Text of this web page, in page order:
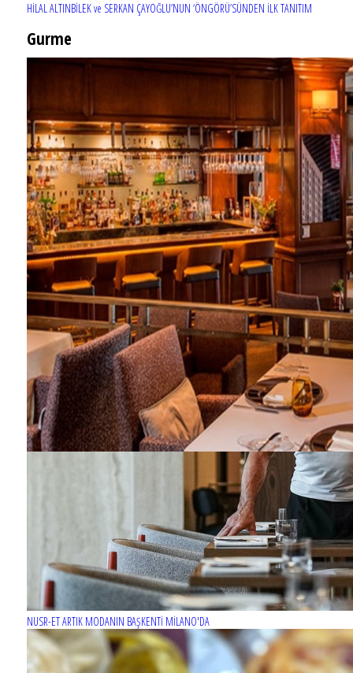
HİLAL ALTINBİLEK ve SERKAN ÇAYOĞLU’NUN ‘ÖNGÖRÜ’SÜNDEN İLK TANITIM
Gurme
EĞLENCE HAYATINA YENİ SOLUK: Gabbro Dream Theatre
NUSR-ET ARTIK MODANIN BAŞKENTİ MİLANO'DA